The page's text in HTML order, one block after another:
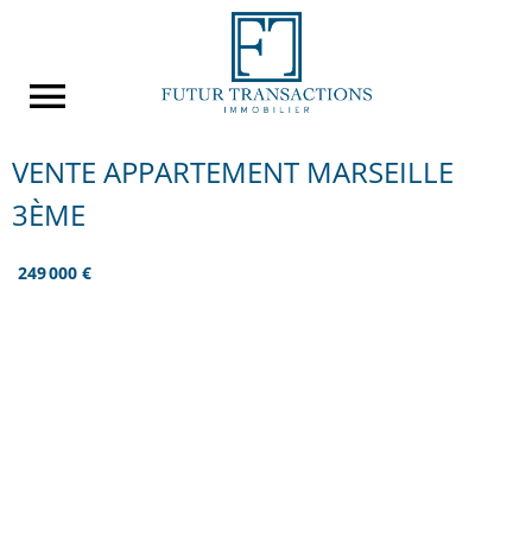
VENTE APPARTEMENT MARSEILLE
3ÈME
249 000 €